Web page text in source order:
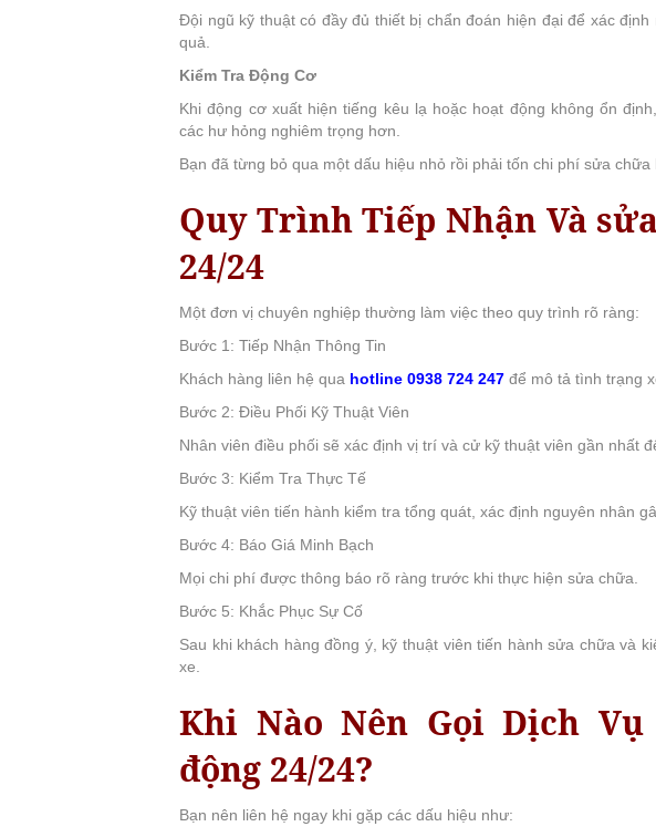
Đội ngũ kỹ thuật có đầy đủ thiết bị chẩn đoán hiện đại để xác
quả.
Kiểm Tra Động Cơ
Khi động cơ xuất hiện tiếng kêu lạ hoặc hoạt động không ổn
các hư hỏng nghiêm trọng hơn.
Bạn đã từng bỏ qua một dấu hiệu nhỏ rồi phải tốn chi phí sửa
Quy Trình Tiếp Nhận Và
24/24
Một đơn vị chuyên nghiệp thường làm việc theo quy trình rõ ràng:
Bước 1: Tiếp Nhận Thông Tin
Khách hàng liên hệ qua hotline 0938 724 247 để mô tả tình trạng
Bước 2: Điều Phối Kỹ Thuật Viên
Nhân viên điều phối sẽ xác định vị trí và cử kỹ thuật viên gần nhất
Bước 3: Kiểm Tra Thực Tế
Kỹ thuật viên tiến hành kiểm tra tổng quát, xác định nguyên nhân
Bước 4: Báo Giá Minh Bạch
Mọi chi phí được thông báo rõ ràng trước khi thực hiện sửa chữa.
Bước 5: Khắc Phục Sự Cố
Sau khi khách hàng đồng ý, kỹ thuật viên tiến hành sửa chữa và
xe.
Khi Nào Nên Gọi Dịch
động 24/24?
Bạn nên liên hệ ngay khi gặp các dấu hiệu như: